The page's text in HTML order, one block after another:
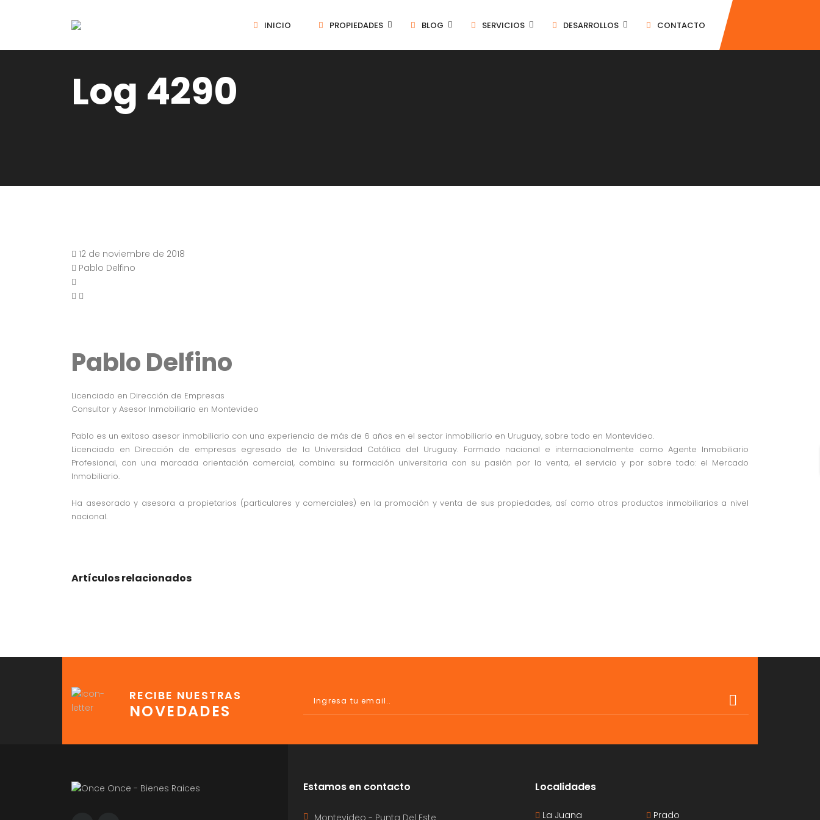
INICIO PROPIEDADES BLOG SERVICIOS DESARROLLOS CONTACTO
Log 4290
12 de noviembre de 2018
Pablo Delfino
Pablo Delfino
Licenciado en Dirección de Empresas
Consultor y Asesor Inmobiliario en Montevideo
Pablo es un exitoso asesor inmobiliario con una experiencia de más de 6 años en el sector inmobiliario en Uruguay, sobre todo en Montevideo.
Licenciado en Dirección de empresas egresado de la Universidad Católica del Uruguay. Formado nacional e internacionalmente como Agente Inmobiliario
Profesional, con una marcada orientación comercial, combina su formación universitaria con su pasión por la venta, el servicio y por sobre todo: el Mercado
Inmobiliario.
Ha asesorado y asesora a propietarios (particulares y comerciales) en la promoción y venta de sus propiedades, así como otros productos inmobiliarios a nivel
nacional.
Artículos relacionados
RECIBE NUESTRAS
NOVEDADES
Estamos en contacto
Montevideo - Punta Del Este
Localidades
La Juana Prado